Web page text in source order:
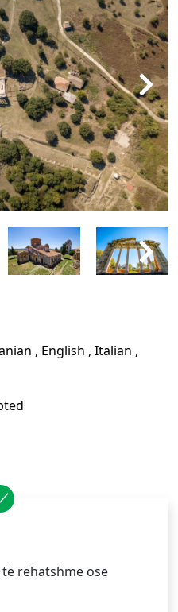
, English , Italian ,
rehatshme ose